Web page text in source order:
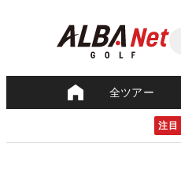
全ツアー
注目